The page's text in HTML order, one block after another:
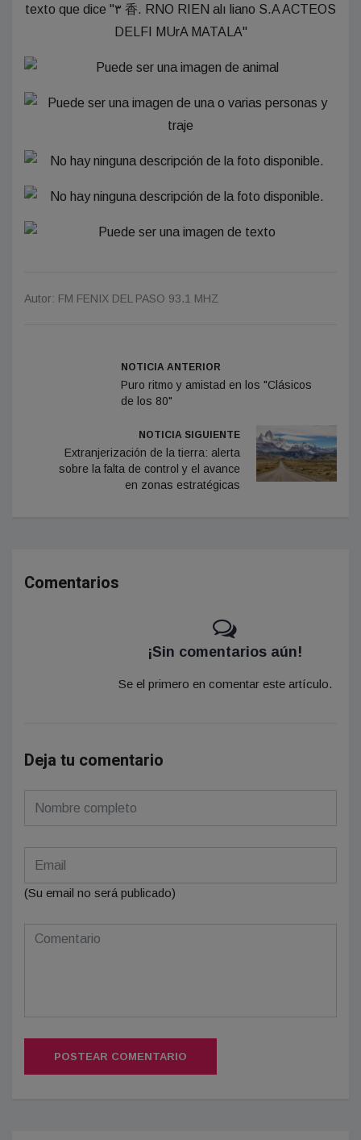
Autor: FM FENIX DEL PASO 93.1 MHZ
NOTICIA ANTERIOR
Puro ritmo y amistad en los "Clásicos
de los 80"
NOTICIA SIGUIENTE
Extranjerización de la tierra: alerta
sobre la falta de control y el avance
en zonas estratégicas
Comentarios
¡Sin comentarios aún!
Se el primero en comentar este artículo.
Deja tu comentario
(Su email no será publicado)
POSTEAR COMENTARIO